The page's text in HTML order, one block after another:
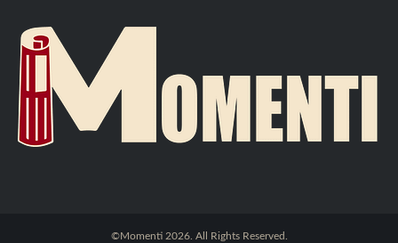
©Momenti 2026. All Rights Reserved.